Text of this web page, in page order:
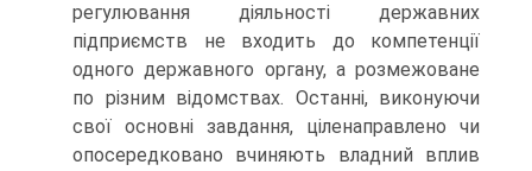
регулювання діяльності державних
підприємств не входить до компетенції
одного державного органу, а розмежоване
по різним відомствах. Останні, виконуючи
свої основні завдання, ціленаправлено чи
опосередковано вчиняють владний вплив